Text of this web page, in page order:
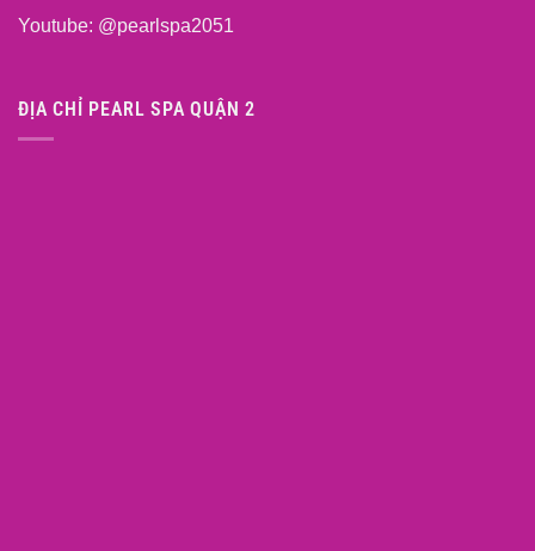
Youtube: @pearlspa2051
ĐỊA CHỈ PEARL SPA QUẬN 2